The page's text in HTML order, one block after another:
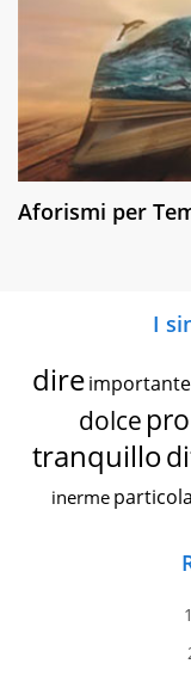
Aforismi per
I
dire importante
dolce
tranquillo
inerme